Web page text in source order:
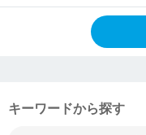
キーワードから探す